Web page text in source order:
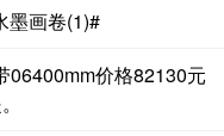
墨画卷(1)#
06400mm价格82130元